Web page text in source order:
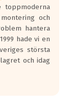
toppmoderna
och
hantera
hade vi en
största
och idag